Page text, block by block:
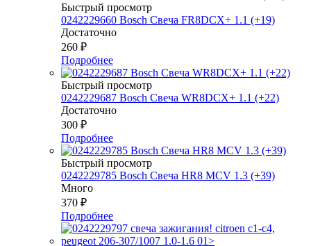
Быстрый просмотр
0242229660 Bosch Свеча FR8DCX+ 1.1 (+19)
Достаточно
260 ₽
Подробнее
Быстрый просмотр
0242229687 Bosch Свеча WR8DCX+ 1.1 (+22)
Достаточно
300 ₽
Подробнее
Быстрый просмотр
0242229785 Bosch Свеча HR8 MCV 1.3 (+39)
Много
370 ₽
Подробнее